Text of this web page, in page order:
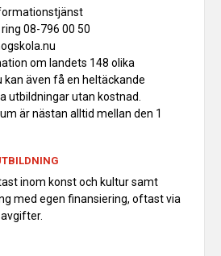
08-796 00 50
om landets 148 olika
kan även få en heltäckande
utbildningar utan kostnad.
är nästan alltid mellan den 1
inom konst och kultur samt
med egen finansiering, oftast via